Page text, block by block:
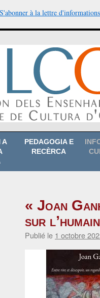
S'abonner à la lettre d'informations
A
PEDAGOGIA E
RECÈRCA
« Joan
sur
Publié le 1 octobre